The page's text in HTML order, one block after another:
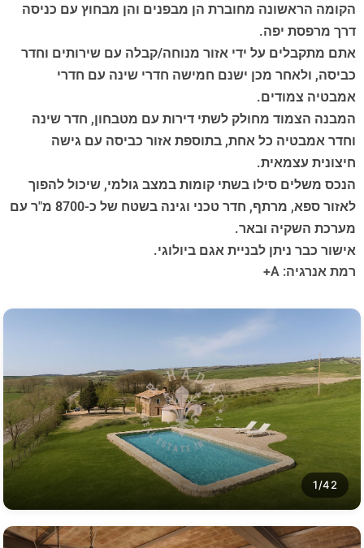
הקומה הראשונה מחוברת הן מבפנים והן מבחוץ עם כניסה
דרך מרפסת יפה.
אתם מתקבלים על ידי אזור מנוחה/קבלה עם שירותים וחדר
כביסה, ולאחר מכן ישנם חמישה חדרי שינה עם חדרי
אמבטיה צמודים.
המבנה הצמוד מחולק לשתי דירות עם מטבחון, חדר שינה
וחדר אמבטיה כל אחת, בתוספת אזור כביסה עם גישה
חיצונית עצמאית.
הנכס משלים סילו בשתי קומות במצב גולמי, שיכול להפוך
לאזור ספא, מרתף, חדר טכני וגינה בשטח של כ-8700 מ"ר עם
מערכת השקיה ובאר.
אישור כבר ניתן לבניית אגם ביולוגי.
רמת אנרגיה: A+
1/42